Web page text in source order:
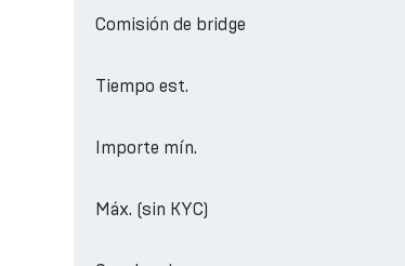
Comisión de bridge
Tiempo est.
Importe mín.
Máx. (sin KYC)